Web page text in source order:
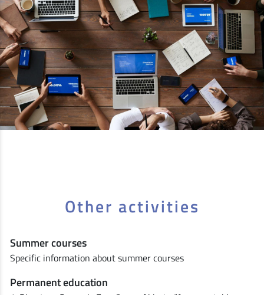
Other activities
Summer courses
Specific information about summer courses
Permanent education